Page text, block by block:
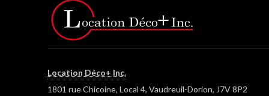
Location Déco+ Inc.
1801 rue Chicoine, Local 4, Vaudreuil-Dorion, J7V 8P2